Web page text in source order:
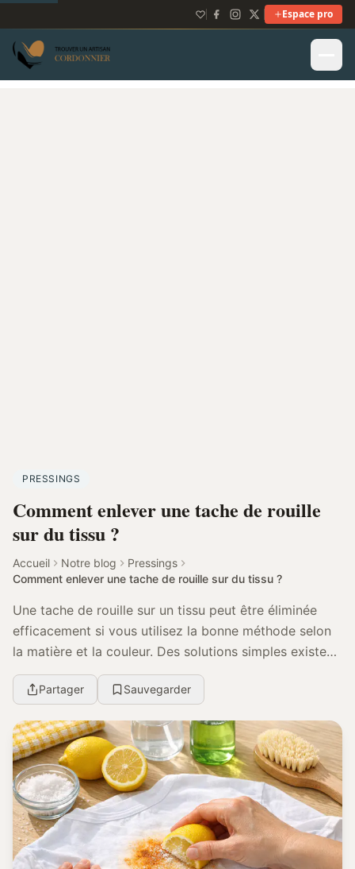
Espace pro
PRESSINGS
Comment enlever une tache de rouille
sur du tissu ?
Accueil Notre blog
Pressings
Comment enlever une tache de rouille sur du tissu ?
Une tache de rouille sur un tissu peut être éliminée
efficacement si vous utilisez la bonne méthode selon
la matière et la couleur. Des solutions simples existent
pour agir sans abîmer vos vêtements p...
Partager Sauvegarder